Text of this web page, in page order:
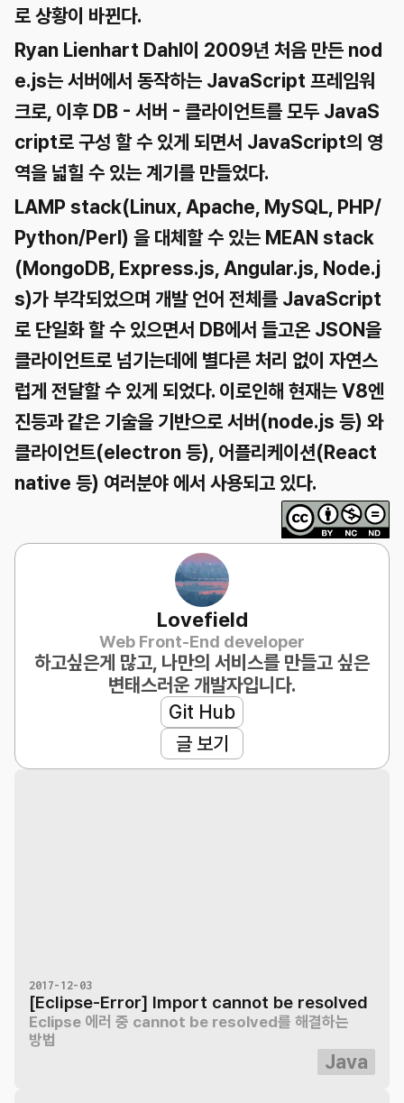
로 상황이 바뀐다.
Ryan Lienhart Dahl이 2009년 처음 만든 nod
e.js는 서버에서 동작하는 JavaScript 프레임워
크로, 이후 DB - 서버 - 클라이언트를 모두 JavaS
cript로 구성 할 수 있게 되면서 JavaScript의 영
역을 넓힐 수 있는 계기를 만들었다.
LAMP stack(Linux, Apache, MySQL, PHP/
Python/Perl) 을 대체할 수 있는 MEAN stack
(MongoDB, Express.js, Angular.js, Node.j
s)가 부각되었으며 개발 언어 전체를 JavaScript
로 단일화 할 수 있으면서 DB에서 들고온 JSON을
클라이언트로 넘기는데에 별다른 처리 없이 자연스
럽게 전달할 수 있게 되었다. 이로인해 현재는 V8엔
진등과 같은 기술을 기반으로 서버(node.js 등) 와
클라이언트(electron 등), 어플리케이션(React
native 등) 여러분야 에서 사용되고 있다.
Lovefield
Web Front-End developer
하고싶은게 많고, 나만의 서비스를 만들고 싶은
변태스러운 개발자입니다.
Git Hub
글 보기
2017-12-03
[Eclipse-Error] Import cannot be resolved
Eclipse 에러 중 cannot be resolved를 해결하는
방법
Java